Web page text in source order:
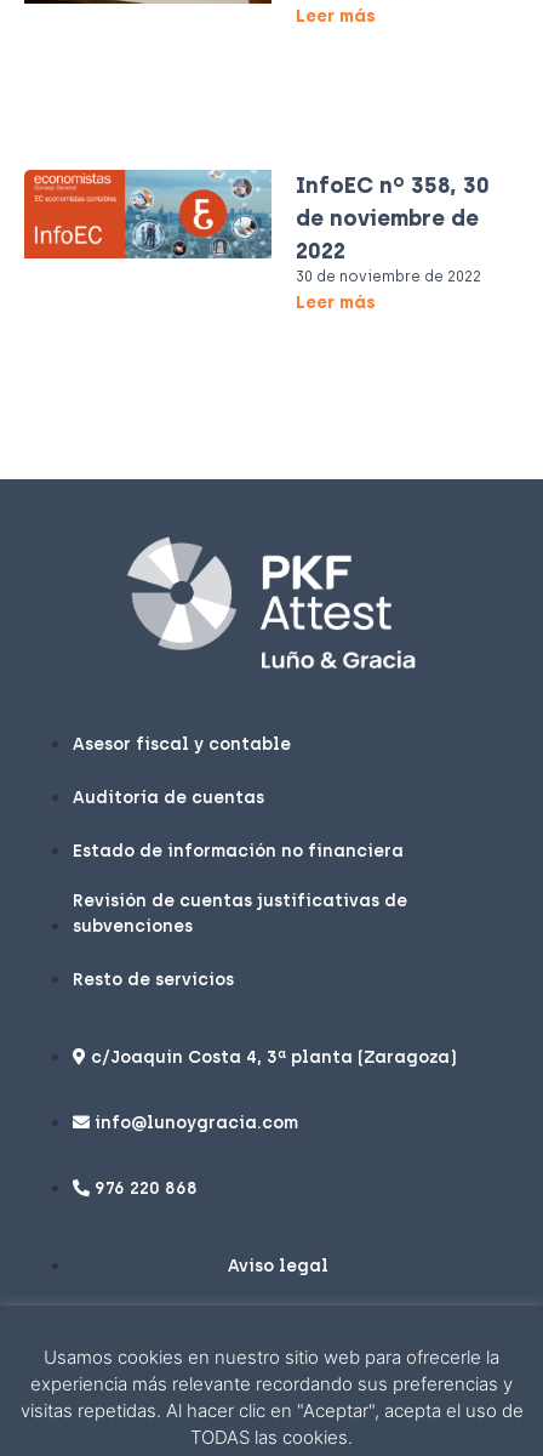
Leer más
InfoEC nº 358, 30
de noviembre de
2022
30 de noviembre de 2022
Leer más
Asesor fiscal y contable
Auditoría de cuentas
Estado de información no financiera
Revisión de cuentas justificativas de
subvenciones
Resto de servicios
c/Joaquin Costa 4, 3ª planta (Zaragoza)
info@lunoygracia.com
976 220 868
Aviso legal
Política de cookies
Desarrollo por: Piensaenweb
Usamos cookies en nuestro sitio web para ofrecerle la
experiencia más relevante recordando sus preferencias y
visitas repetidas. Al hacer clic en "Aceptar", acepta el uso de
TODAS las cookies.